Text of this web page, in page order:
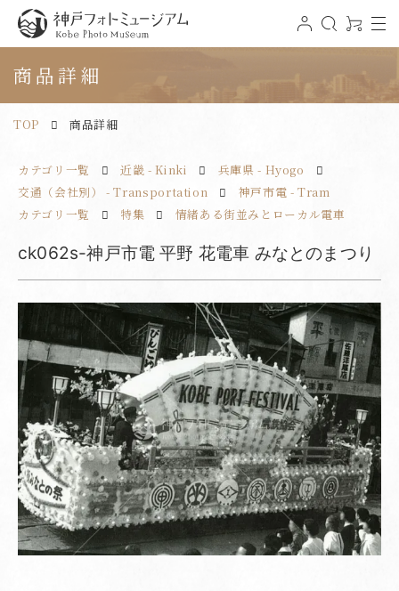
神戸フォトミュージアム
ロ
グ 索
0
ア
t
g
a
商品詳細
TOP 商品詳細
カテゴリ一覧 近畿 - Kinki
兵庫県 - Hyogo
交通（会社別） - Transportation
神戸市電 - Tram
カテゴリ一覧
特集 情緒ある街並みとローカル電車
ck062s-神戸市電 平野 花電車 みなとのまつり